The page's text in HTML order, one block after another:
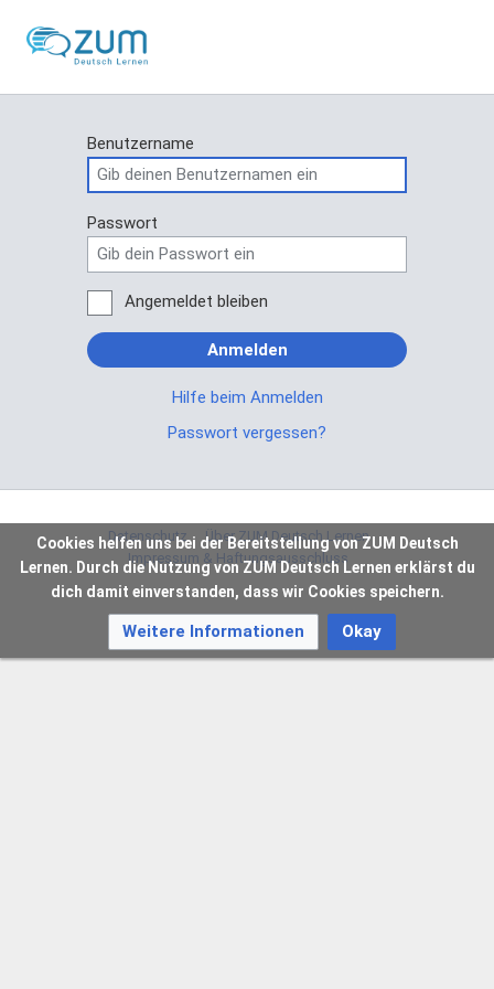
Benutzername
Passwort
Angemeldet bleiben
Anmelden
Hilfe beim Anmelden
Passwort vergessen?
Datenschutz
Über ZUM Deutsch Lernen
Impressum & Haftungsausschluss
Cookies helfen uns bei der Bereitstellung von ZUM Deutsch
Lernen. Durch die Nutzung von ZUM Deutsch Lernen erklärst du
dich damit einverstanden, dass wir Cookies speichern.
Weitere Informationen Okay